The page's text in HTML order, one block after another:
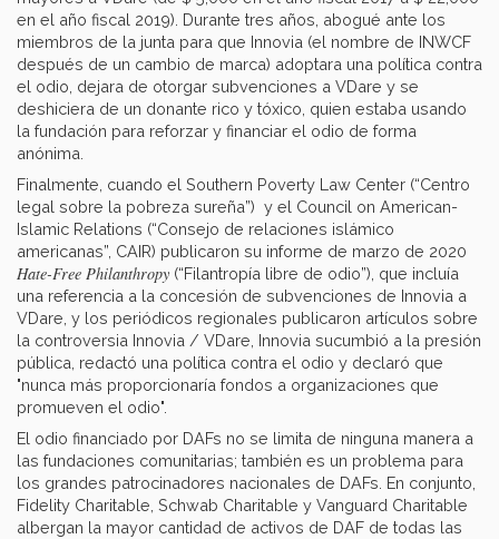
en el año fiscal 2019). Durante tres años, abogué ante los
miembros de la junta para que Innovia (el nombre de INWCF
después de un cambio de marca) adoptara una política contra
el odio, dejara de otorgar subvenciones a VDare y se
deshiciera de un donante rico y tóxico, quien estaba usando
la fundación para reforzar y financiar el odio de forma
anónima.
Finalmente, cuando el Southern Poverty Law Center (“Centro
legal sobre la pobreza sureña”) y el Council on American-
Islamic Relations (“Consejo de relaciones islámico
americanas”, CAIR) publicaron su informe de marzo de 2020
Hate-Free Philanthropy (“Filantropía libre de odio”), que incluía
una referencia a la concesión de subvenciones de Innovia a
VDare, y los periódicos regionales publicaron artículos sobre
la controversia Innovia / VDare, Innovia sucumbió a la presión
pública, redactó una política contra el odio y declaró que
"nunca más proporcionaría fondos a organizaciones que
promueven el odio".
El odio financiado por DAFs no se limita de ninguna manera a
las fundaciones comunitarias; también es un problema para
los grandes patrocinadores nacionales de DAFs. En conjunto,
Fidelity Charitable, Schwab Charitable y Vanguard Charitable
albergan la mayor cantidad de activos de DAF de todas las